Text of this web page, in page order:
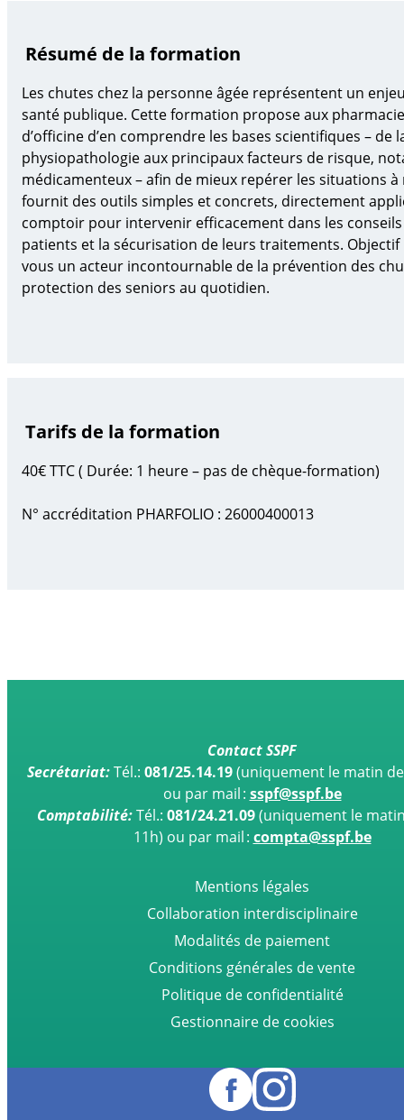
Résumé de la formation
Les chutes chez la personne âgée représentent un
santé publique. Cette formation propose aux
d’officine d’en comprendre les bases scientifiques – de
physiopathologie aux principaux facteurs de risque,
médicamenteux – afin de mieux repérer les situations à
fournit des outils simples et concrets, directement
comptoir pour intervenir efficacement dans les
patients et la sécurisation de leurs traitements. O
vous un acteur incontournable de la prévention des
protection des seniors au quotidien.
Tarifs de la formation
40€ TTC ( Durée: 1 heure – pas de chèque-formation)
N° accréditation PHARFOLIO : 26000400013
Contact SSPF
Secrétariat:Tél.: 081/25.14.19(uniquement le matin de
ou par mail : sspf@sspf.be
Comptabilité:Tél.: 081/24.21.09(uniquement le
11h) ou par mail : compta@sspf.be
Mentions légales
Collaboration interdisciplinaire
Modalités de paiement
Conditions générales de vente
Politique de confidentialité
Gestionnaire de cookies